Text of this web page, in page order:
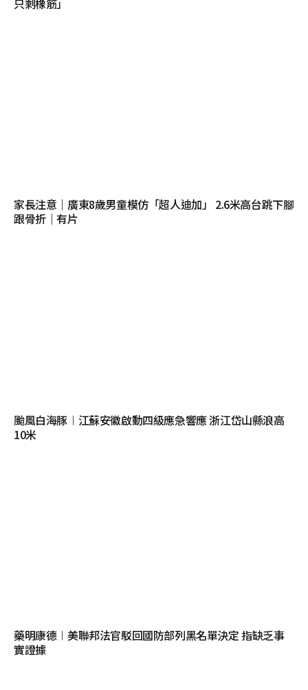
家長注意｜廣東8歲男童模仿「超人迪加」 2.6米高台跳下腳
跟骨折｜有片
颱風白海豚︱江蘇安徽啟動四級應急響應 浙江岱山縣浪高
10米
藥明康德︱美聯邦法官駁回國防部列黑名單決定 指缺乏事
實證據